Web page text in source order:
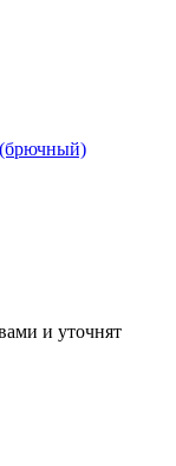
и уточнят